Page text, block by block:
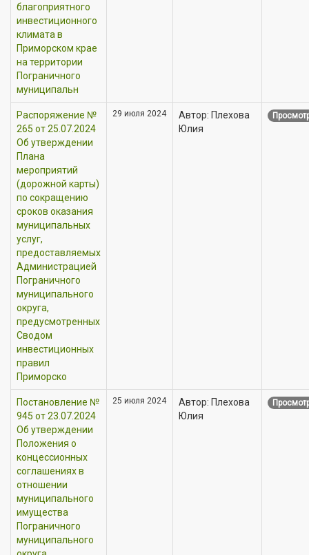
благоприятного
инвестиционного
климата в
Приморском крае
на территории
Пограничного
муниципальн
Распоряжение №
265 от 25.07.2024
Об утверждении
Плана
мероприятий
(дорожной карты)
по сокращению
сроков оказания
муниципальных
услуг,
предоставляемых
Администрацией
Пограничного
муниципального
округа,
предусмотренных
Сводом
инвестиционных
правил
Приморско
29 июля 2024
Автор: Плехова
Юлия
Постановление №
945 от 23.07.2024
Об утверждении
Положения о
концессионных
соглашениях в
отношении
муниципального
имущества
Пограничного
муниципального
25 июля 2024
Автор: Плехова
Юлия